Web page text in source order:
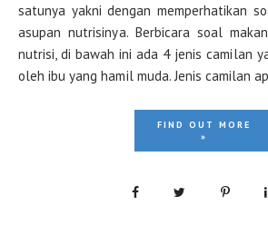
satunya yakni dengan memperhatikan
asupan nutrisinya. Berbicara soal
nutrisi, di bawah ini ada 4 jenis camilan
oleh ibu yang hamil muda. Jenis camilan
FIND OUT MORE
»